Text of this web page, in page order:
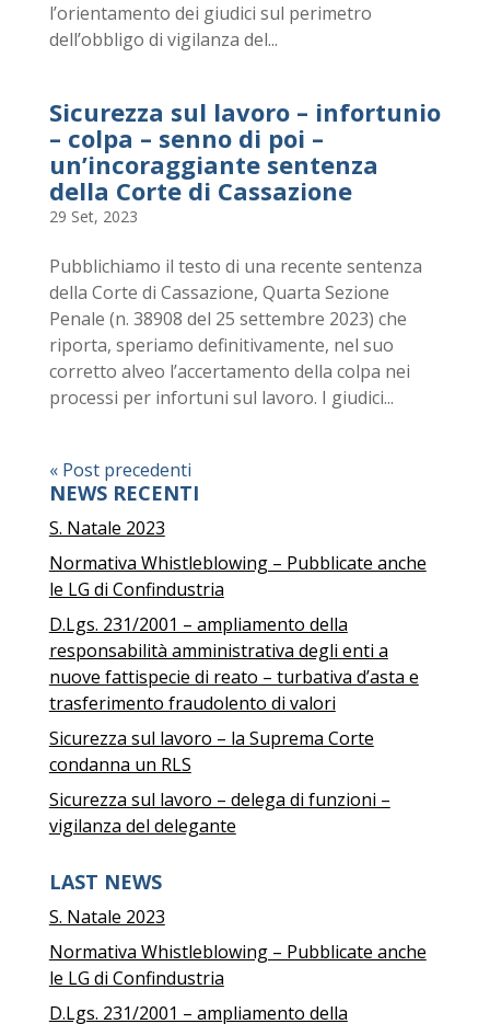
l’orientamento dei giudici sul perimetro
dell’obbligo di vigilanza del...
Sicurezza sul lavoro – infortunio
– colpa – senno di poi –
un’incoraggiante sentenza
della Corte di Cassazione
29 Set, 2023
Pubblichiamo il testo di una recente sentenza
della Corte di Cassazione, Quarta Sezione
Penale (n. 38908 del 25 settembre 2023) che
riporta, speriamo definitivamente, nel suo
corretto alveo l’accertamento della colpa nei
processi per infortuni sul lavoro. I giudici...
« Post precedenti
NEWS RECENTI
S. Natale 2023
Normativa Whistleblowing – Pubblicate anche
le LG di Confindustria
D.Lgs. 231/2001 – ampliamento della
responsabilità amministrativa degli enti a
nuove fattispecie di reato – turbativa d’asta e
trasferimento fraudolento di valori
Sicurezza sul lavoro – la Suprema Corte
condanna un RLS
Sicurezza sul lavoro – delega di funzioni –
vigilanza del delegante
LAST NEWS
S. Natale 2023
Normativa Whistleblowing – Pubblicate anche
le LG di Confindustria
D.Lgs. 231/2001 – ampliamento della